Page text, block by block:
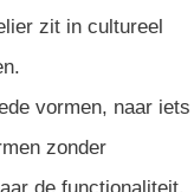
zit in cultureel
vormen, naar iets
zonder